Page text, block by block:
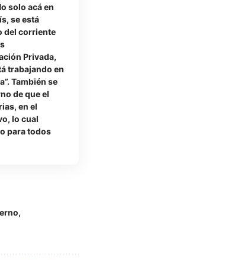
solo acá en
se está
del corriente
Privada,
trabajando en
También se
de que el
en el
lo cual
para todos